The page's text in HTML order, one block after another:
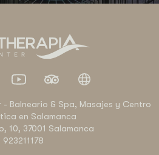
Balneario & Spa, Masajes y Centro
en Salamanca
10, 37001 Salamanca
923211178